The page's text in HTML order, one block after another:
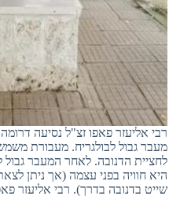
רבי אליעזר פאפו זצ"ל נסיעה
מעבר גבול לבולגריח. מעבורת
לחציית הדנובה. לאחר המעבר גבול
היא חוויה בפני עצמה (אך ניתן
שייט בדנובה בדרך). רבי אליעזר